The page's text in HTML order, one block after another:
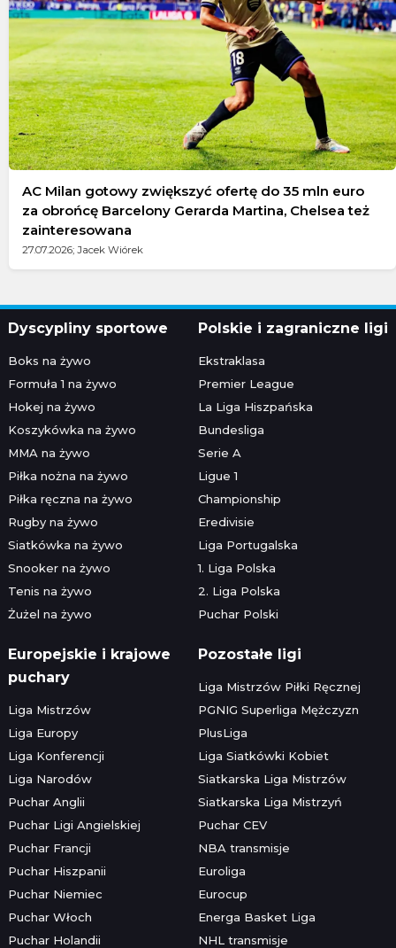
AC Milan gotowy zwiększyć ofertę do 35 mln euro
za obrońcę Barcelony Gerarda Martina, Chelsea też
zainteresowana
27.07.2026; Jacek Wiórek
Dyscypliny sportowe
Boks na żywo
Formuła 1 na żywo
Hokej na żywo
Koszykówka na żywo
MMA na żywo
Piłka nożna na żywo
Piłka ręczna na żywo
Rugby na żywo
Siatkówka na żywo
Snooker na żywo
Tenis na żywo
Żużel na żywo
Polskie i zagraniczne ligi
Ekstraklasa
Premier League
La Liga Hiszpańska
Bundesliga
Serie A
Ligue 1
Championship
Eredivisie
Liga Portugalska
1. Liga Polska
2. Liga Polska
Puchar Polski
Europejskie i krajowe
puchary
Liga Mistrzów
Liga Europy
Liga Konferencji
Liga Narodów
Puchar Anglii
Puchar Ligi Angielskiej
Puchar Francji
Puchar Hiszpanii
Puchar Niemiec
Puchar Włoch
Puchar Holandii
Pozostałe ligi
Liga Mistrzów Piłki Ręcznej
PGNIG Superliga Mężczyzn
PlusLiga
Liga Siatkówki Kobiet
Siatkarska Liga Mistrzów
Siatkarska Liga Mistrzyń
Puchar CEV
NBA transmisje
Euroliga
Eurocup
Energa Basket Liga
NHL transmisje